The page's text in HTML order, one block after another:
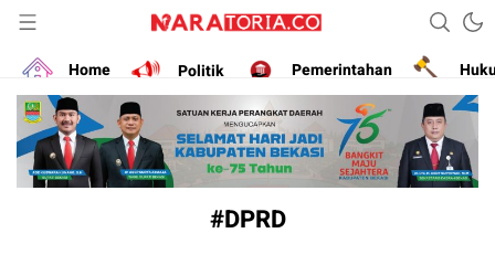
naratoria.co
Narasikan Fakta dan Data
Home
Politik Pemerintahan
#DPRD